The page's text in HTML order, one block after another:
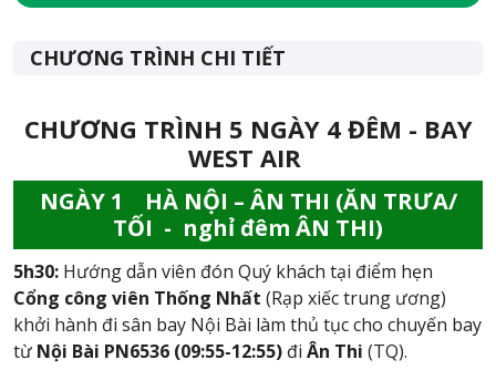
CHƯƠNG TRÌNH CHI TIẾT
CHƯƠNG TRÌNH 5 NGÀY 4 ĐÊM - BAY
WEST AIR
NGÀY 1 HÀ NỘI – ÂN THI (ĂN TRƯA/
TỐI - nghỉ đêm ÂN THI)
5h30: Hướng dẫn viên đón Quý khách tại điểm hẹn
Cổng công viên Thống Nhất (Rạp xiếc trung ương)
khởi hành đi sân bay Nội Bài làm thủ tục cho chuyến bay
từ Nội Bài PN6536 (09:55-12:55) đi Ân Thi (TQ).